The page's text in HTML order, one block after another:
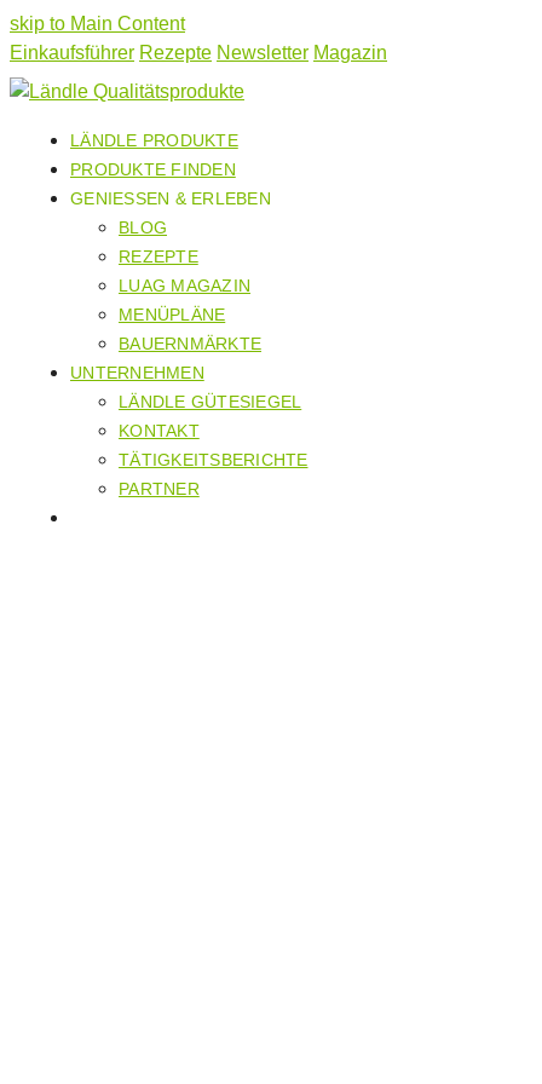
skip to Main Content
Einkaufsführer Rezepte Newsletter Magazin
LÄNDLE PRODUKTE
PRODUKTE FINDEN
GENIESSEN & ERLEBEN
BLOG
REZEPTE
LUAG MAGAZIN
MENÜPLÄNE
BAUERNMÄRKTE
UNTERNEHMEN
LÄNDLE GÜTESIEGEL
KONTAKT
TÄTIGKEITSBERICHTE
PARTNER